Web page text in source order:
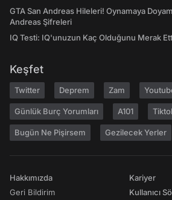
GTA San Andreas Hileleri! Oynamaya
Andreas Şifreleri
IQ Testi: IQ'unuzun Kaç Olduğunu Merak
Keşfet
Twitter Deprem Zam
Günlük Burç Yorumları A101
Bugün Ne Pişirsem Gezilecek Yerler
Hakkımızda
Geri Bildirim
Kariyer
Kullanıcı